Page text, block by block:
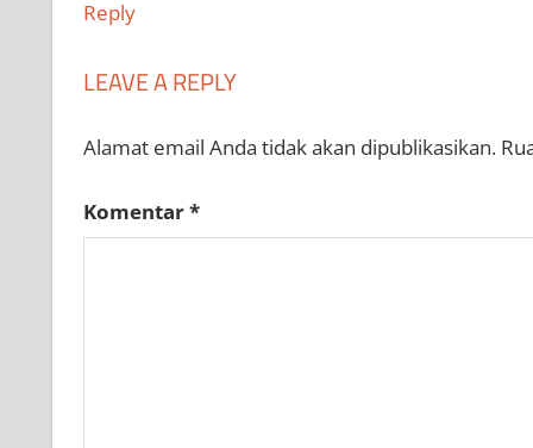
Reply
LEAVE A REPLY
Alamat email Anda tidak akan dipublikasikan.
Komentar*